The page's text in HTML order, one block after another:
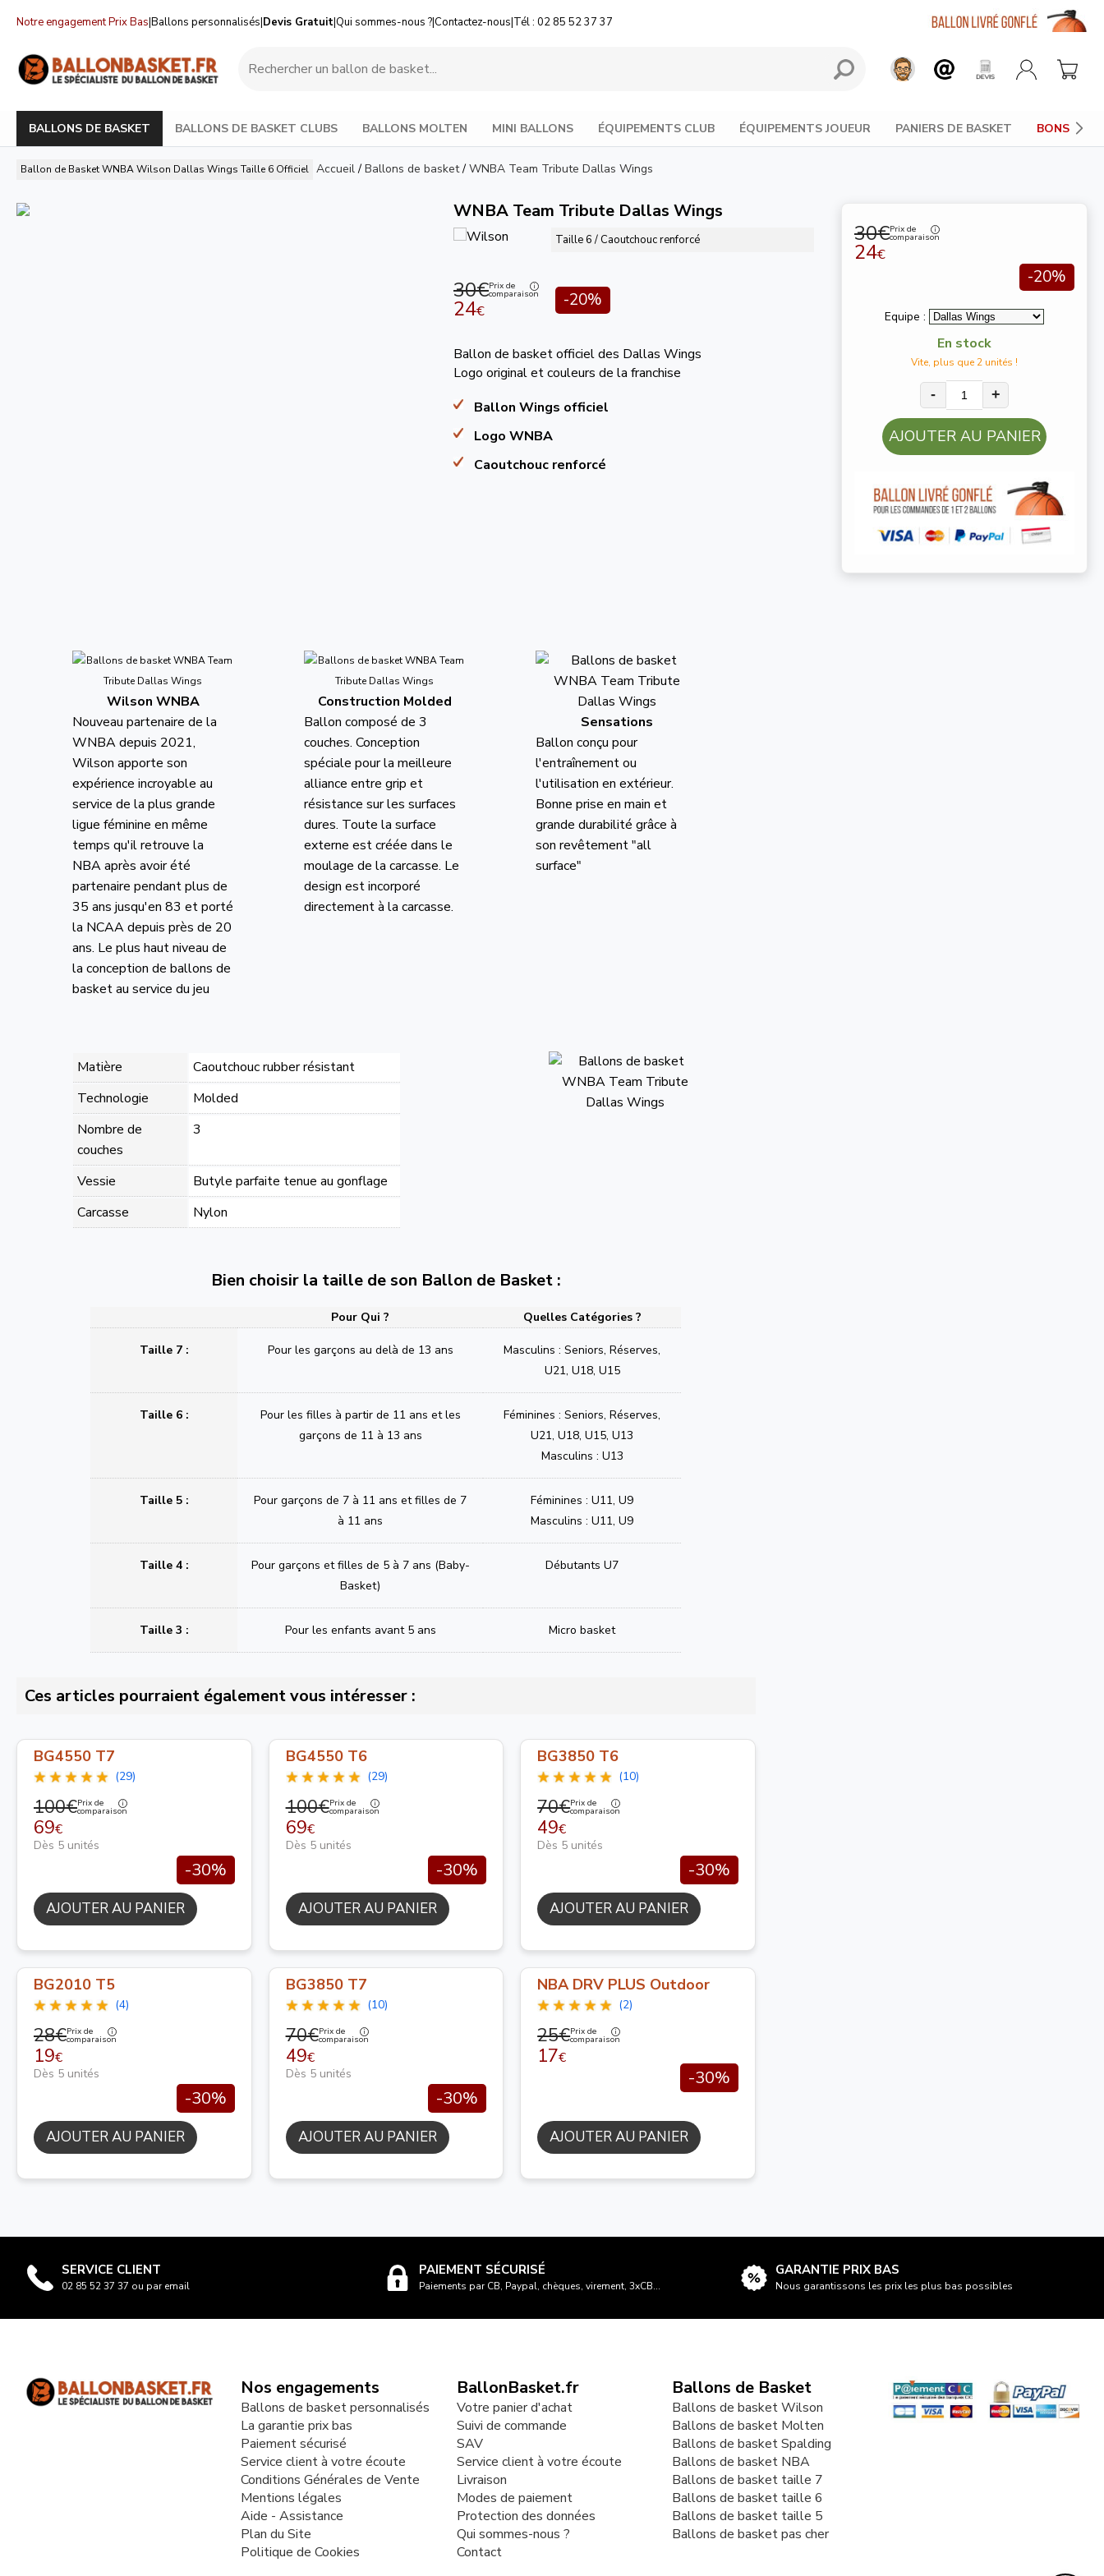
Notre engagement Prix Bas|Ballons personnalisés|Devis Gratuit|Qui sommes-nous ?|Contactez-nous|Tél : 02 85 52 37 37
BALLONS DE BASKET BALLONS DE BASKET CLUBS BALLONS MOLTEN MINI BALLONS ÉQUIPEMENTS CLUB ÉQUIPEMENTS JOUEUR PANIERS DE BASKET BONS
Ballon de Basket WNBA Wilson Dallas Wings Taille 6 Officiel Accueil / Ballons de basket/ WNBA Team Tribute Dallas Wings
30€Prix de
comparaison
24€
-20%
Equipe :
En stock
Vite, plus que 2 unités !
- +
AJOUTER AU PANIER
WNBA Team Tribute Dallas Wings
Taille 6 / Caoutchouc renforcé
30€Prix de
comparaison
24€ -20%
Ballon de basket officiel des Dallas Wings
Logo original et couleurs de la franchise
Ballon Wings officiel
Logo WNBA
Caoutchouc renforcé
Wilson WNBA
Nouveau partenaire de la
WNBA depuis 2021,
Wilson apporte son
expérience incroyable au
service de la plus grande
ligue féminine en même
temps qu'il retrouve la
NBA après avoir été
partenaire pendant plus de
35 ans jusqu'en 83 et porté
la NCAA depuis près de 20
ans. Le plus haut niveau de
la conception de ballons de
basket au service du jeu
Construction Molded
Ballon composé de 3
couches. Conception
spéciale pour la meilleure
alliance entre grip et
résistance sur les surfaces
dures. Toute la surface
externe est créée dans le
moulage de la carcasse. Le
design est incorporé
directement à la carcasse.
Sensations
Ballon conçu pour
l'entraînement ou
l'utilisation en extérieur.
Bonne prise en main et
grande durabilité grâce à
son revêtement "all
surface"
Matière
Caoutchouc rubber résistant
Technologie
Molded
Nombre de
couches
3
Vessie
Butyle parfaite tenue au gonflage
Carcasse
Nylon
Bien choisir la taille de son Ballon de Basket :
Pour Qui ? Quelles Catégories ?
Taille 7 : Pour les garçons au delà de 13 ans
Masculins : Seniors, Réserves,
U21, U18, U15
Taille 6 :
Pour les filles à partir de 11 ans et les
garçons de 11 à 13 ans
Féminines : Seniors, Réserves,
U21, U18, U15, U13
Masculins : U13
Taille 5 :
Pour garçons de 7 à 11 ans et filles de 7
à 11 ans
Féminines : U11, U9
Masculins : U11, U9
Taille 4 :
Pour garçons et filles de 5 à 7 ans (Baby-
Basket)
Débutants U7
Taille 3 : Pour les enfants avant 5 ans Micro basket
Ces articles pourraient également vous intéresser :
BG4550 T7
(29)
100€Prix de
comparaison
69€
Dès 5 unités
-30%
AJOUTER AU PANIER
BG4550 T6
(29)
100€Prix de
comparaison
69€
Dès 5 unités
-30%
AJOUTER AU PANIER
BG3850 T6
(10)
70€Prix de
comparaison
49€
Dès 5 unités
-30%
AJOUTER AU PANIER
BG2010 T5
(4)
28€Prix de
comparaison
19€
Dès 5 unités
-30%
AJOUTER AU PANIER
BG3850 T7
(10)
70€Prix de
comparaison
49€
Dès 5 unités
-30%
AJOUTER AU PANIER
NBA DRV PLUS Outdoor
(2)
25€Prix de
comparaison
17€
-30%
AJOUTER AU PANIER
SERVICE CLIENT
02 85 52 37 37 ou par email
PAIEMENT SÉCURISÉ
Paiements par CB, Paypal, chèques, virement, 3xCB...
GARANTIE PRIX BAS
Nous garantissons les prix les plus bas possibles
Nos engagements
Ballons de basket personnalisés
La garantie prix bas
Paiement sécurisé
Service client à votre écoute
Conditions Générales de Vente
Mentions légales
Aide - Assistance
Plan du Site
Politique de Cookies
BallonBasket.fr
Votre panier d'achat
Suivi de commande
SAV
Service client à votre écoute
Livraison
Modes de paiement
Protection des données
Qui sommes-nous ?
Contact
Ballons de Basket
Ballons de basket Wilson
Ballons de basket Molten
Ballons de basket Spalding
Ballons de basket NBA
Ballons de basket taille 7
Ballons de basket taille 6
Ballons de basket taille 5
Ballons de basket pas cher